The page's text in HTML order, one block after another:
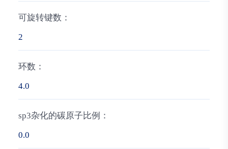
可旋转键数：
2
环数：
4.0
sp3杂化的碳原子比例：
0.0